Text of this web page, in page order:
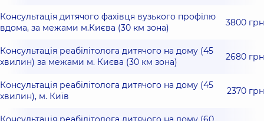
Консультація дитячого фахівця вузького профілю
вдома, за межами м.Києва (30 км зона)
3800 грн
Консультація реабілітолога дитячого на дому (45
хвилин) за межами м. Києва (30 км зона)
2680 грн
Консультація реабілітолога дитячого на дому (45
хвилин), м. Київ
2370 грн